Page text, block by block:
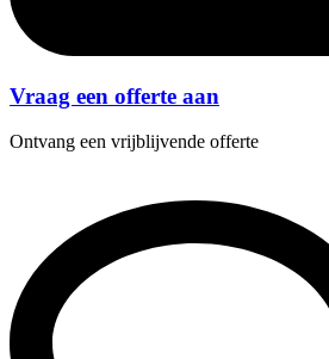
Vraag een offerte aan
Ontvang een vrijblijvende offerte